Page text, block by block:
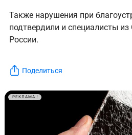
Также нарушения при
подтвердили и специалисты
России.
Поделиться
РЕКЛАМА